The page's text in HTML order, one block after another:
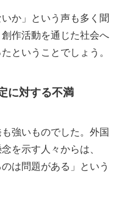
か」という声も多く聞
作活動を通じた社会へ
ということでしょう。
に対する不満
強いものでした。外国
を示す人々からは、
は問題がある」という